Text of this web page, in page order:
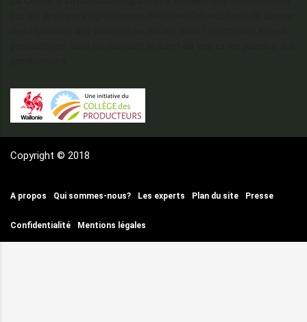
Copyright © 2018
A propos Qui sommes-nous? Les experts Plan du site Presse
Confidentialité Mentions légales